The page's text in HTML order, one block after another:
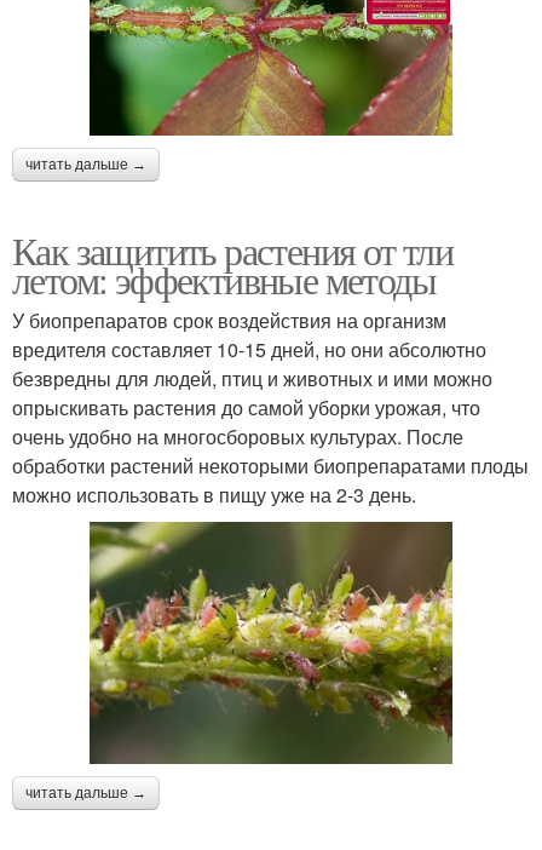
читать дальше →
Как защитить растения от тли
летом: эффективные методы
У биопрепаратов срок воздействия на организм
вредителя составляет 10-15 дней, но они абсолютно
безвредны для людей, птиц и животных и ими можно
опрыскивать растения до самой уборки урожая, что
очень удобно на многосборовых культурах. После
обработки растений некоторыми биопрепаратами плоды
можно использовать в пищу уже на 2-3 день.
читать дальше →